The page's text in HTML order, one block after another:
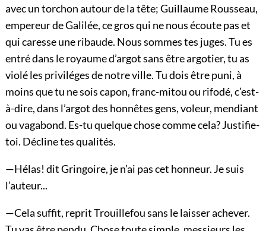
avec un torchon autour de la tête; Guillaume Rousseau,
empereur de Galilée, ce gros qui ne nous écoute pas et
qui caresse une ribaude. Nous sommes tes juges. Tu es
entré dans le royaume d’argotsans être argotier, tu as
violé les priviléges de notre ville. Tu dois être puni, à
moins que tu ne sois capon, franc-mitou ou rifodé, c’est-
à-dire, dans l’argot des honnêtes gens, voleur, mendiant
ou vagabond. Es-tu quelque chose comme cela? Justifie-
toi. Décline tes qualités.
—Hélas! dit Gringoire, je n’ai pas cet honneur. Je suis
l’auteur...
—Cela suffit, reprit Trouillefou sans le laisser achever.